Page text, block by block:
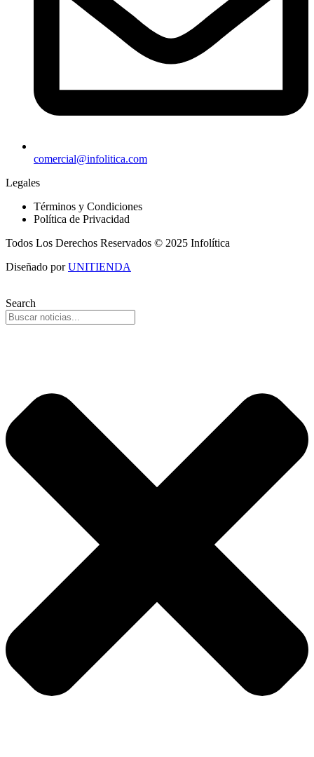
comercial@infolitica.com
Legales
Términos y Condiciones
Política de Privacidad
Todos Los Derechos Reservados © 2025 Infolítica
Diseñado porUNITIENDA
Search